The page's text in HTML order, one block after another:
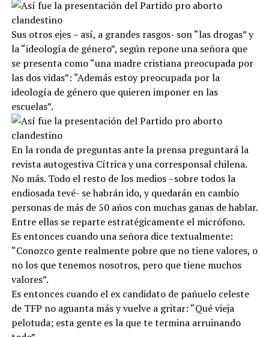
Sus otros ejes – así, a grandes rasgos- son “las drogas” y
la “ideología de género”, según repone una señora que
se presenta como “una madre cristiana preocupada por
las dos vidas”: “Además estoy preocupada por la
ideología de género que quieren imponer en las
escuelas”.
En la ronda de preguntas ante la prensa preguntará la
revista autogestiva Cítrica y una corresponsal chilena.
No más. Todo el resto de los medios –sobre todos la
endiosada tevé- se habrán ido, y quedarán en cambio
personas de más de 50 años con muchas ganas de hablar.
Entre ellas se reparte estratégicamente el micrófono.
Es entonces cuando una señora dice textualmente:
“Conozco gente realmente pobre que no tiene valores, o
no los que tenemos nosotros, pero que tiene muchos
valores”.
Es entonces cuando el ex candidato de pañuelo celeste
de TFP no aguanta más y vuelve a gritar: “Qué vieja
pelotuda; esta gente es la que te termina arruinando